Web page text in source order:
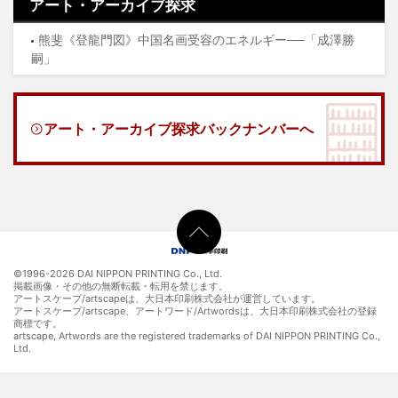
アート・アーカイブ探求
熊斐《登龍門図》中国名画受容のエネルギー──「成澤勝
嗣」
アート・アーカイブ探求バックナンバーへ
©1996-2026 DAI NIPPON PRINTING Co., Ltd.
掲載画像・その他の無断転載・転用を禁じます。
アートスケープ/artscapeは、大日本印刷株式会社が運営しています。
アートスケープ/artscape、アートワード/Artwordsは、大日本印刷株式会社の登録
商標です。
artscape, Artwords are the registered trademarks of DAI NIPPON PRINTING Co.,
Ltd.